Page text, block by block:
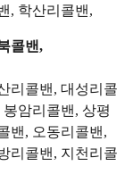
, 학산리콜밴,
콜밴,
리콜밴, 대성리콜
암리콜밴, 상평
밴, 오동리콜밴,
리콜밴, 지천리콜